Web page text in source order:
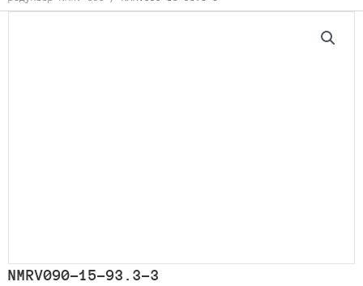
NMRV090-15-93.3-3